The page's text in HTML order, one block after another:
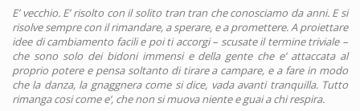
E’ vecchio. E’ risolto con il solito tran tran che conosciamo da anni. E si
risolve sempre con il rimandare, a sperare, e a promettere. A proiettare
idee di cambiamento facili e poi ti accorgi – scusate il termine triviale –
che sono solo dei bidoni immensi e della gente che e’ attaccata al
proprio potere e pensa soltanto di tirare a campare, e a fare in modo
che la danza, la gnaggnera come si dice, vada avanti tranquilla. Tutto
rimanga cosi come e’, che non si muova niente e guai a chi respira.